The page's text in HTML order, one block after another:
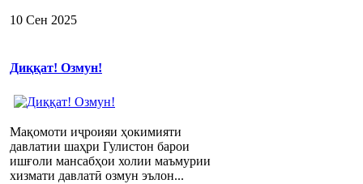
10 Сен 2025
Диққат! Озмун!
Мақомоти иҷроияи ҳокимияти
давлатии шаҳри Гулистон барои
ишғоли мансабҳои холии маъмурии
хизмати давлатӣ озмун эълон...